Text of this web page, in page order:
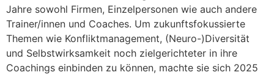
Jahre sowohl Firmen, Einzelpersonen wie auch andere
Trainer/innen und Coaches. Um zukunftsfokussierte
Themen wie Konfliktmanagement, (Neuro-)Diversität
und Selbstwirksamkeit noch zielgerichteter in ihre
Coachings einbinden zu können, machte sie sich 2025